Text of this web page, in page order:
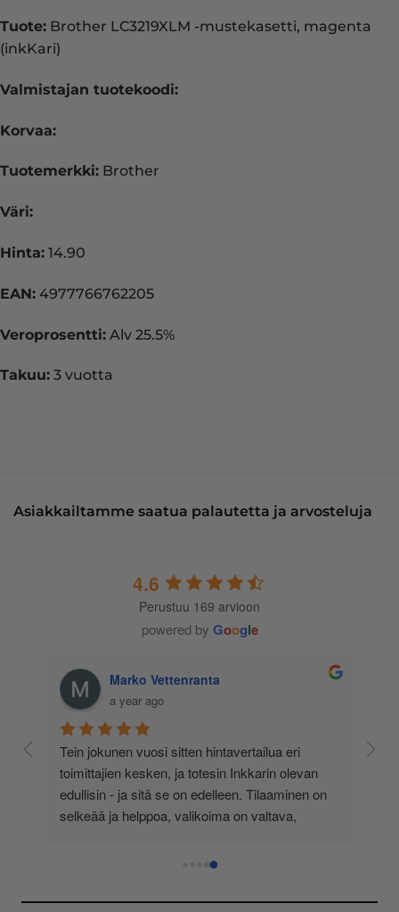
Tuote: Brother LC3219XLM -mustekasetti, magenta
(inkKari)
Valmistajan tuotekoodi:
Korvaa:
Tuotemerkki: Brother
Väri:
Hinta: 14.90
EAN: 4977766762205
Veroprosentti: Alv 25.5%
Takuu: 3 vuotta
Asiakkailtamme saatua palautetta ja arvosteluja
4.6
Perustuu 169 arvioon
powered by Google
Marko Vettenranta
a year ago
Tein jokunen vuosi sitten hintavertailua eri
toimittajien kesken, ja totesin Inkkarin olevan
edullisin - ja sitä se on edelleen. Tilaaminen on
selkeää ja helppoa, valikoima on valtava,
asiakaspalvelu todella ripeää (s-postin kautta) ja
oli noudettavissa postin lokerosta tänään!! En